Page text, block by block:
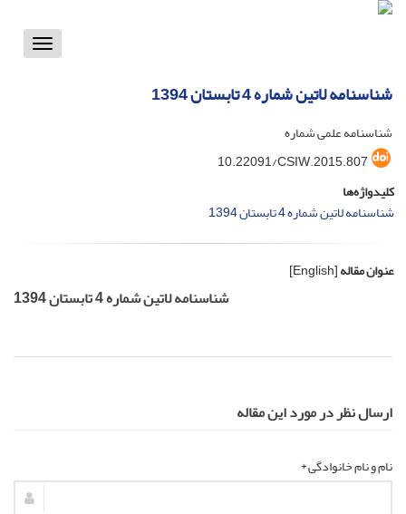
Toggle
شناسنامه لاتین شماره 4 تابستان 1394
شناسنامه علمی شماره
10.22091/CSIW.2015.807
کلیدواژه‌ها
شناسنامه لاتین شماره 4 تابستان 1394
عنوان مقاله[English]
شناسنامه لاتین شماره 4 تابستان 1394
ارسال نظر در مورد این مقاله
نام و نام خانوادگی *